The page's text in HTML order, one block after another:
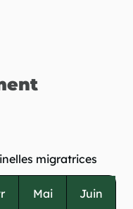
migratrices
Mai Juin